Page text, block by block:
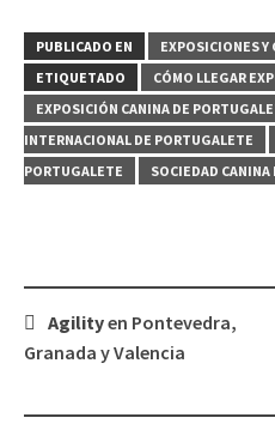
PUBLICADO EN
EXPOSICIONES Y
ETIQUETADO
CÓMO LLEGAR
EXPOSICIÓN CANINA DE
INTERNACIONAL DE PORTUGALETE
PORTUGALETE
SOCIEDAD CANINA
Navegación
de
Agilityen Pontevedra,
Granada y Valencia